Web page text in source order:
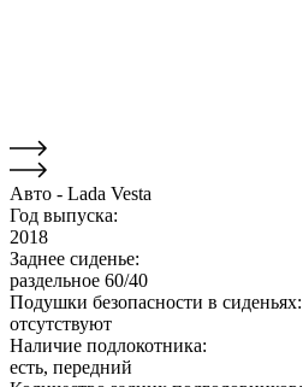
Авто - Lada Vesta
Год выпуска:
2018
Заднее сиденье:
раздельное 60/40
Подушки безопасности в сиденьях:
отсутствуют
Наличие подлокотника:
есть, передний